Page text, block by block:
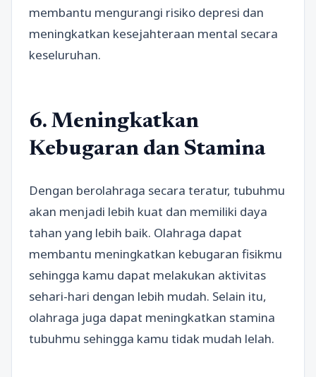
membantu mengurangi risiko depresi dan
meningkatkan kesejahteraan mental secara
keseluruhan.
6. Meningkatkan
Kebugaran dan Stamina
Dengan berolahraga secara teratur, tubuhmu
akan menjadi lebih kuat dan memiliki daya
tahan yang lebih baik. Olahraga dapat
membantu meningkatkan kebugaran fisikmu
sehingga kamu dapat melakukan aktivitas
sehari-hari dengan lebih mudah. Selain itu,
olahraga juga dapat meningkatkan stamina
tubuhmu sehingga kamu tidak mudah lelah.